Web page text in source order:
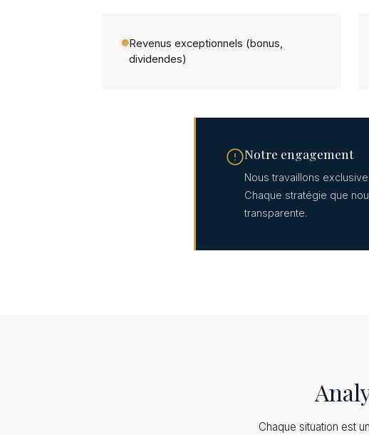
Revenus exceptionnels (bonus,
dividendes)
Notre engagement
Nous travaillons
Chaque stratégie que
transparente.
Chaque situation est